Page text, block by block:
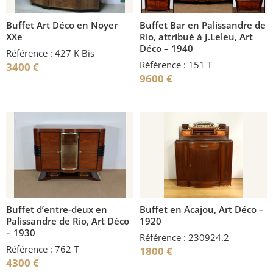
Buffet Art Déco en Noyer
XXe
Référence : 427 K Bis
3400 €
Buffet Bar en Palissandre de
Rio, attribué à J.Leleu, Art
Déco – 1940
Référence : 151 T
9600 €
Buffet d’entre-deux en
Palissandre de Rio, Art Déco
– 1930
Référence : 762 T
4300 €
Buffet en Acajou, Art Déco –
1920
Référence : 230924.2
1800 €